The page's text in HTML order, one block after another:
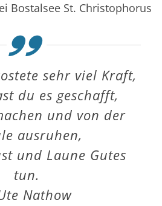
Bostalsee St. Christophorus
sehr viel Kraft,
du es geschafft,
und von der
ausruhen,
und Laune Gutes
tun.
Nathow